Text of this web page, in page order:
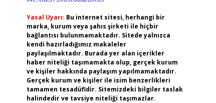
Yasal Uyarı: Bu internet sitesi, herhangi bir
marka, kurum veya şahıs şirketi ile hiçbir
bağlantısı bulunmamaktadır. Sitede yalnızca
kendi hazırladığımız makaleler
paylaşılmaktadır. Burada yer alan içerikler
haber niteliği taşımamakta olup, gerçek kurum
ve kişiler hakkında paylaşım yapılmamaktadır.
Gerçek kurum ve kişiler ile isim benzerlikleri
tamamen tesadüfidir. Sitemizdeki bilgiler taslak
halindedir ve tavsiye niteliği taşımazlar.